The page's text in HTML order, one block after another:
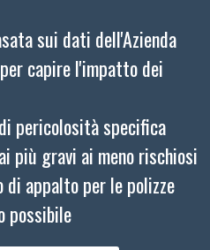
sui dati dell'Azienda
capire l'impatto dei
pericolosità specifica
più gravi ai meno rischiosi
di appalto per le polizze
possibile